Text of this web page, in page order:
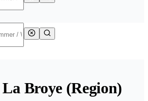
Broye (Region)